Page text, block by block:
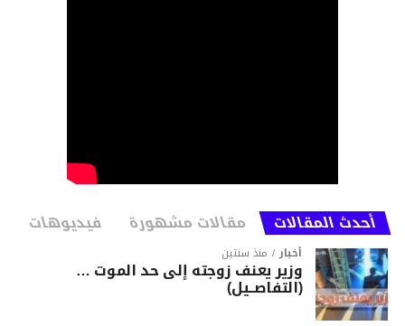
أحدث المقالات مقالات مشهورة فيديوهات
أخبار منذ سنتين
وزير يعنف زوجته إلى حد الموت …
(التفاصــيل)